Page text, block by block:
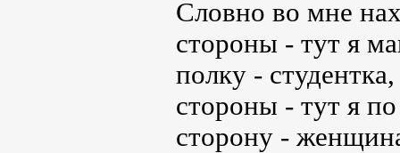
Словно во мне
стороны - тут я
полку -
стороны - тут я
сторону -